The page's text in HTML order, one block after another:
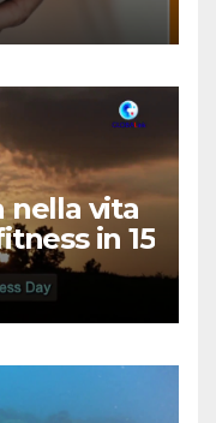
nella vita
in 15